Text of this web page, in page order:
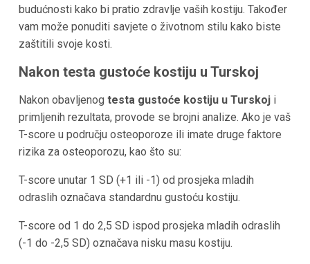
budućnosti kako bi pratio zdravlje vaših kostiju. Također
vam može ponuditi savjete o životnom stilu kako biste
zaštitili svoje kosti.
Nakon testa gustoće kostiju u Turskoj
Nakon obavljenog testa gustoće kostiju u Turskoji
primljenih rezultata, provode se brojni analize. Ako je vaš
T-score u području osteoporoze ili imate druge faktore
rizika za osteoporozu, kao što su:
T-score unutar 1 SD (+1 ili -1) od prosjeka mladih
odraslih označava standardnu gustoću kostiju.
T-score od 1 do 2,5 SD ispod prosjeka mladih odraslih
(-1 do -2,5 SD) označava nisku masu kostiju.